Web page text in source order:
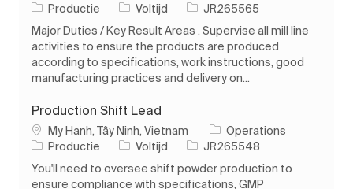
Categorie
Productie Soort baan
Voltijd Taak-ID
JR265565
Major Duties / Key Result Areas . Supervise all mill line
activities to ensure the products are produced
according to specifications, work instructions, good
manufacturing practices and delivery on...
Production Shift Lead
PlaatsMy Hanh, Tây Ninh, Vietnam
Operations
Categorie
Productie Soort baan
Voltijd Taak-ID
JR265548
You'll need to oversee shift powder production to
ensure compliance with specifications, GMP